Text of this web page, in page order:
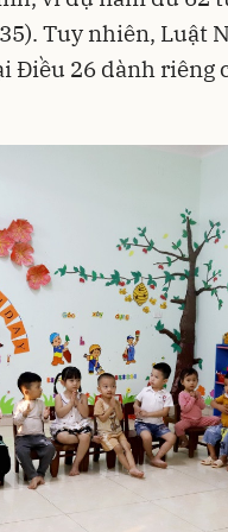
Tuy nhiên, Luật
Điều 26 dành riêng